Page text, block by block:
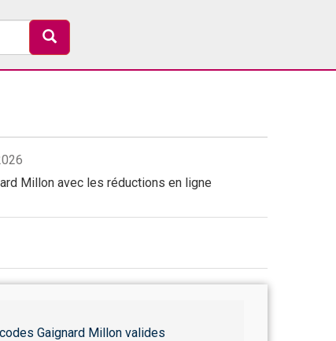
Millon avec les réductions en ligne
Gaignard Millon valides